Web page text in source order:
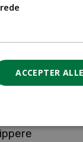
ACCEPTER